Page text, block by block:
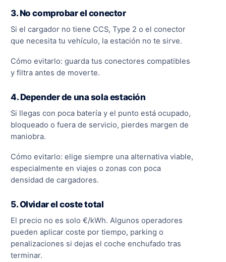
3. No comprobar el conector
Si el cargador no tiene CCS, Type 2 o el conector
que necesita tu vehículo, la estación no te sirve.
Cómo evitarlo: guarda tus conectores compatibles
y filtra antes de moverte.
4. Depender de una sola estación
Si llegas con poca batería y el punto está ocupado,
bloqueado o fuera de servicio, pierdes margen de
maniobra.
Cómo evitarlo: elige siempre una alternativa viable,
especialmente en viajes o zonas con poca
densidad de cargadores.
5. Olvidar el coste total
El precio no es solo €/kWh. Algunos operadores
pueden aplicar coste por tiempo, parking o
penalizaciones si dejas el coche enchufado tras
terminar.